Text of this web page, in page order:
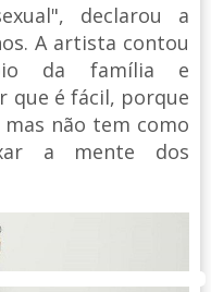
declarou a
A artista contou
da família e
que é fácil, porque
não tem como
a mente dos